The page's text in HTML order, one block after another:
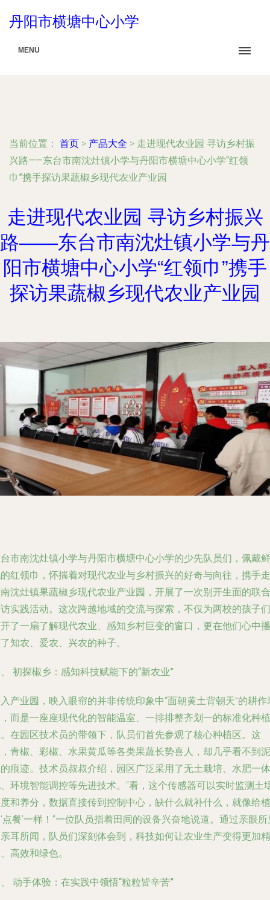
丹阳市横塘中心小学
MENU
当前位置： 首页 > 产品大全 > 走进现代农业园 寻访乡村振
兴路——东台市南沈灶镇小学与丹阳市横塘中心小学“红领
巾”携手探访果蔬椒乡现代农业产业园
走进现代农业园 寻访乡村振兴
路——东台市南沈灶镇小学与丹
阳市横塘中心小学“红领巾”携手
探访果蔬椒乡现代农业产业园
市南沈灶镇小学与丹阳市横塘中心小学的少先队员们，佩戴鲜
红领巾，怀揣着对现代农业与乡村振兴的好奇与向往，携手走
沈灶镇果蔬椒乡现代农业产业园，开展了一次别开生面的联合
实践活动。这次跨越地域的交流与探索，不仅为两校的孩子们
了一扇了解现代农业、感知乡村巨变的窗口，更在他们心中播
知农、爱农、兴农的种子。
初探椒乡：感知科技赋能下的“新农业”
产业园，映入眼帘的并非传统印象中“面朝黄土背朝天”的耕作
而是一座座现代化的智能温室、一排排整齐划一的标准化种植
在园区技术员的带领下，队员们首先参观了核心种植区。这
青椒、彩椒、水果黄瓜等各类果蔬长势喜人，却几乎看不到泥
痕迹。技术员叔叔介绍，园区广泛采用了无土栽培、水肥一体
环境智能调控等先进技术。“看，这个传感器可以实时监测土
和养分，数据直接传到控制中心，缺什么就补什么，就像给植
点餐’一样！”一位队员指着田间的设备兴奋地说道。通过亲眼所
耳所闻，队员们深刻体会到，科技如何让农业生产变得更加精
高效和绿色。
动手体验：在实践中领悟“粒粒皆辛苦”